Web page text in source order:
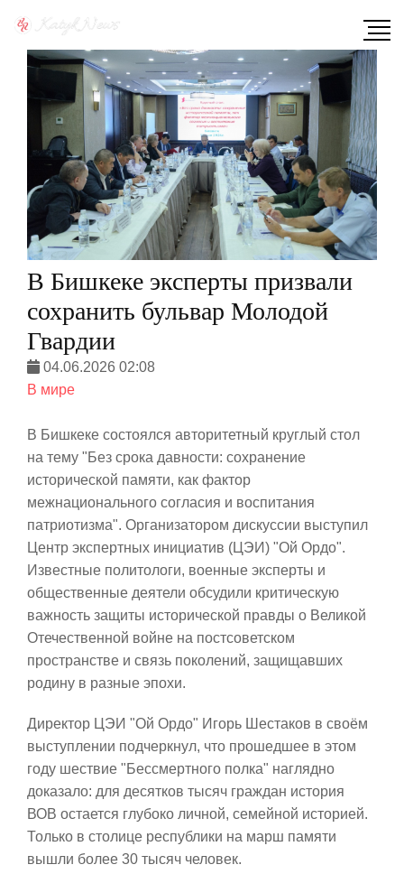
В Бишкеке эксперты призвали
сохранить бульвар Молодой
Гвардии
04.06.2026 02:08
В мире
В Бишкеке состоялся авторитетный круглый стол
на тему "Без срока давности: сохранение
исторической памяти, как фактор
межнационального согласия и воспитания
патриотизма". Организатором дискуссии выступил
Центр экспертных инициатив (ЦЭИ) "Ой Ордо".
Известные политологи, военные эксперты и
общественные деятели обсудили критическую
важность защиты исторической правды о Великой
Отечественной войне на постсоветском
пространстве и связь поколений, защищавших
родину в разные эпохи.
Директор ЦЭИ "Ой Ордо" Игорь Шестаков в своём
выступлении подчеркнул, что прошедшее в этом
году шествие "Бессмертного полка" наглядно
доказало: для десятков тысяч граждан история
ВОВ остается глубоко личной, семейной историей.
Только в столице республики на марш памяти
вышли более 30 тысяч человек.